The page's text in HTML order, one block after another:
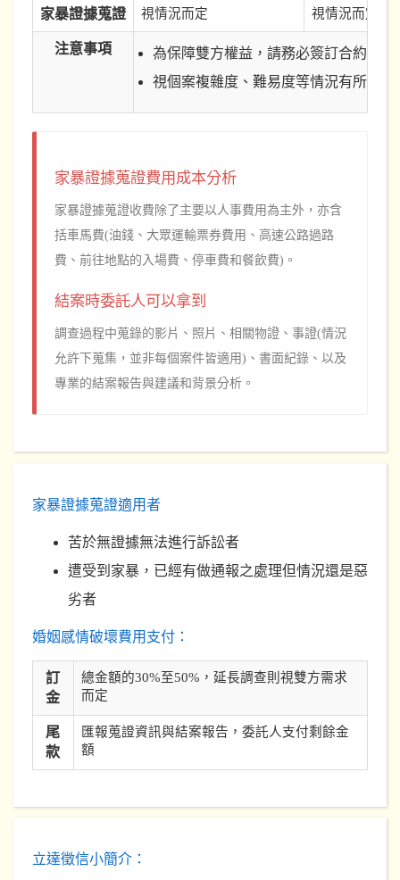
家暴證據蒐證 視情況而定 視情況而定
注意事項
為保障雙方權益，請務必簽訂合約。
視個案複雜度、難易度等情況有所不
家暴證據蒐證費用成本分析
家暴證據蒐證收費除了主要以人事費用為主外，亦含
括車馬費(油錢、大眾運輸票券費用、高速公路過路
費、前往地點的入場費、停車費和餐飲費)。
結案時委託人可以拿到
調查過程中蒐錄的影片、照片、相關物證、事證(情況
允許下蒐集，並非每個案件皆適用)、書面紀錄、以及
專業的結案報告與建議和背景分析。
家暴證據蒐證適用者
苦於無證據無法進行訴訟者
遭受到家暴，已經有做通報之處理但情況還是惡
劣者
婚姻感情破壞費用支付：
訂
金
總金額的30%至50%，延長調查則視雙方需求
而定
尾
款
匯報蒐證資訊與結案報告，委託人支付剩餘金
額
立達徵信小簡介：